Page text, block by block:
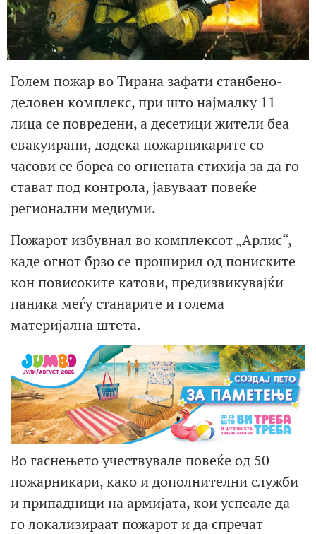
Голем пожар во Тирана зафати станбено-
деловен комплекс, при што најмалку 11
лица се повредени, а десетици жители беа
евакуирани, додека пожарникарите со
часови се бореа со огнената стихија за да го
стават под контрола, јавуваат повеќе
регионални медиуми.
Пожарот избувнал во комплексот „Арлис“,
каде огнот брзо се проширил од пониските
кон повисоките катови, предизвикувајќи
паника меѓу станарите и голема
материјална штета.
Во гаснењето учествувале повеќе од 50
пожарникари, како и дополнителни служби
и припадници на армијата, кои успеале да
го локализираат пожарот и да спречат